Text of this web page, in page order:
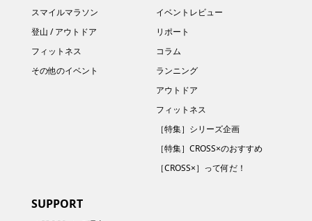
スマイルマラソン
登山 / アウトドア
フィットネス
その他のイベント
イベントレビュー
リポート
コラム
ランニング
アウトドア
フィットネス
［特集］シリーズ企画
［特集］CROSS×のおすすめ
［CROSS×］って何だ！
SUPPORT